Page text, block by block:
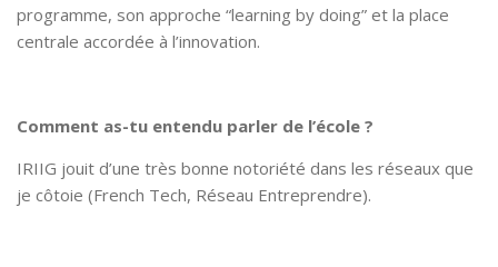
programme, son approche “learning by doing” et la place
centrale accordée à l’innovation.
Comment as-tu entendu parler de l’école ?
IRIIG jouit d’une très bonne notoriété dans les réseaux que
je côtoie (French Tech, Réseau Entreprendre).